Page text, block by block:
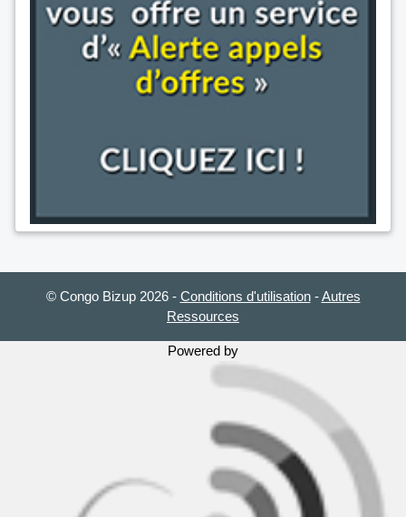
© Congo Bizup 2026 - Conditions d'utilisation-Autres
Ressources
Powered by